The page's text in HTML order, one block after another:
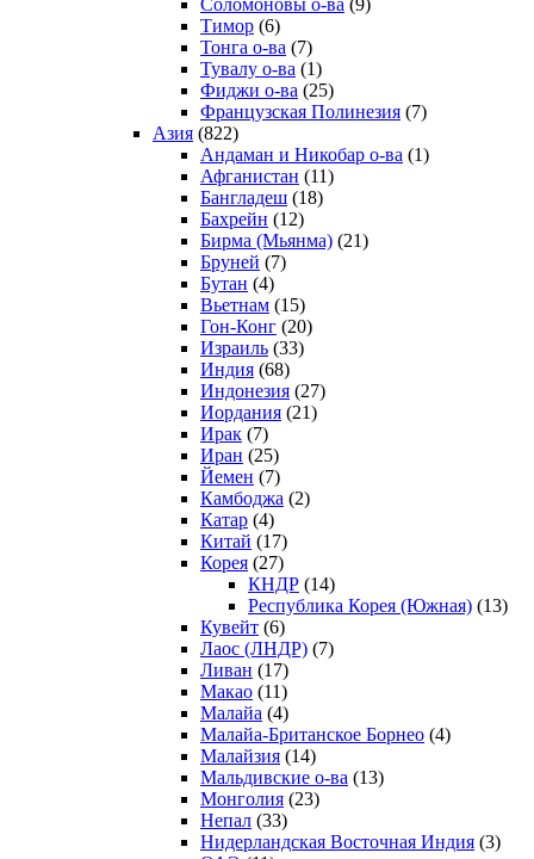
Тимор (6)
Тонга о-ва (7)
Тувалу о-ва (1)
Фиджи о-ва (25)
Французская Полинезия (7)
Азия (822)
Андаман и Никобар о-ва (1)
Афганистан (11)
Бангладеш (18)
Бахрейн (12)
Бирма (Мьянма) (21)
Бруней (7)
Бутан (4)
Вьетнам (15)
Гон-Конг (20)
Израиль (33)
Индия (68)
Индонезия (27)
Иордания (21)
Ирак (7)
Иран (25)
Йемен (7)
Камбоджа (2)
Катар (4)
Китай (17)
Корея (27)
КНДР (14)
Республика Корея (Южная) (13)
Кувейт (6)
Лаос (ЛНДР) (7)
Ливан (17)
Макао (11)
Малайа (4)
Малайа-Британское Борнео (4)
Малайзия (14)
Мальдивские о-ва (13)
Монголия (23)
Непал (33)
Нидерландская Восточная Индия (3)